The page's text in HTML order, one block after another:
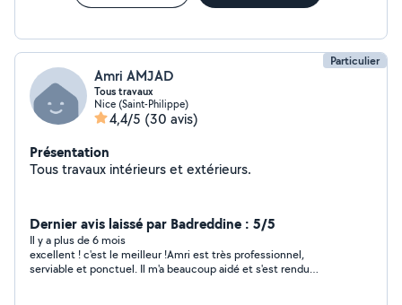
Particulier
Amri AMJAD
Tous travaux
Nice (Saint-Philippe)
4,4/5 (30 avis)
Présentation
Tous travaux intérieurs et extérieurs.
Dernier avis laissé par Badreddine : 5/5
Il y a plus de 6 mois
excellent ! c'est le meilleur !Amri est très professionnel,
serviable et ponctuel. Il m'a beaucoup aidé et s'est rendu